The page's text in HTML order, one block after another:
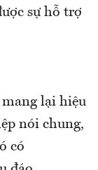
sự hỗ trợ
lại hiệu
nói chung,
có